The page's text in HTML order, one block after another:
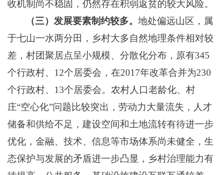
收机制尚不稳固，仍然存在积弱返贫的较大风险。
（三）发展要素制约较多。地处偏远山区，属
于七山一水两分田，乡村大多自然地理条件相对较
差，村团聚居点呈小规模、分散化分布，原有345
个行政村、12个居委会，在2017年改革合并为230
个行政村、13个居委会。农村人口老龄化、村
庄“空心化”问题比较突出 ， 劳动力大量流失，人才
储备和供给不足，建设空间和土地流转有待进一步
优化，金融、技术、信息等市场体系尚未健全，生
态保护与发展的矛盾进一步凸显 ， 乡村治理能力有